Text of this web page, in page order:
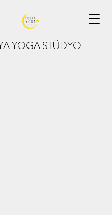
YOGA STÜDYO